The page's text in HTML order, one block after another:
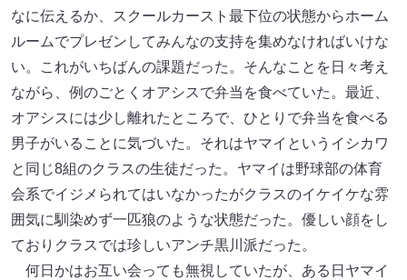
なに伝えるか、スクールカースト最下位の状態からホーム
ルームでプレゼンしてみんなの支持を集めなければいけな
い。これがいちばんの課題だった。そんなことを日々考え
ながら、例のごとくオアシスで弁当を食べていた。最近、
オアシスには少し離れたところで、ひとりで弁当を食べる
男子がいることに気づいた。それはヤマイというイシカワ
と同じ8組のクラスの生徒だった。ヤマイは野球部の体育
会系でイジメられてはいなかったがクラスのイケイケな雰
囲気に馴染めず一匹狼のような状態だった。優しい顔をし
ておりクラスでは珍しいアンチ黒川派だった。
何日かはお互い会っても無視していたが、ある日ヤマイ